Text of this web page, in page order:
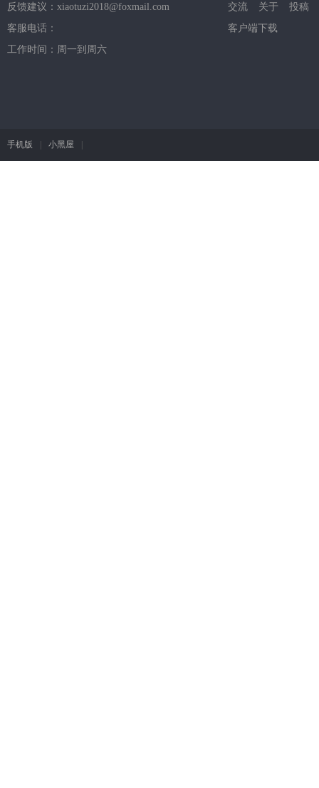
反馈建议：xiaotuzi2018@foxmail.com
客服电话：
工作时间：周一到周六
交流 关于
投稿
客户端下载
手机版 | 小黑屋 |